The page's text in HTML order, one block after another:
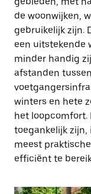
de woonwijken,
gebruikelijk zijn.
een uitstekende
minder handig
afstanden
winters en hete
het loopcomfort.
toegankelijk
meest
efficiënt te